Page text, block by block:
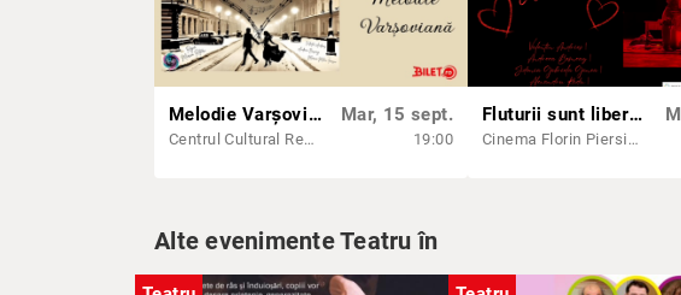
Melodie Varșoviană | BRASOV
Centrul Cultural Reduta
Mar, 15 sept.
19:00
Fluturii sunt liberi | CLUJ
Cinema Florin Piersic Cluj-Napoca
Alte evenimente Teatru în